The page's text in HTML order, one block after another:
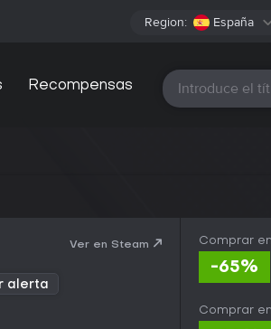
Region: España
Recompensas Todas las
Ver en Steam
alerta
Comprar
-65%
Comprar